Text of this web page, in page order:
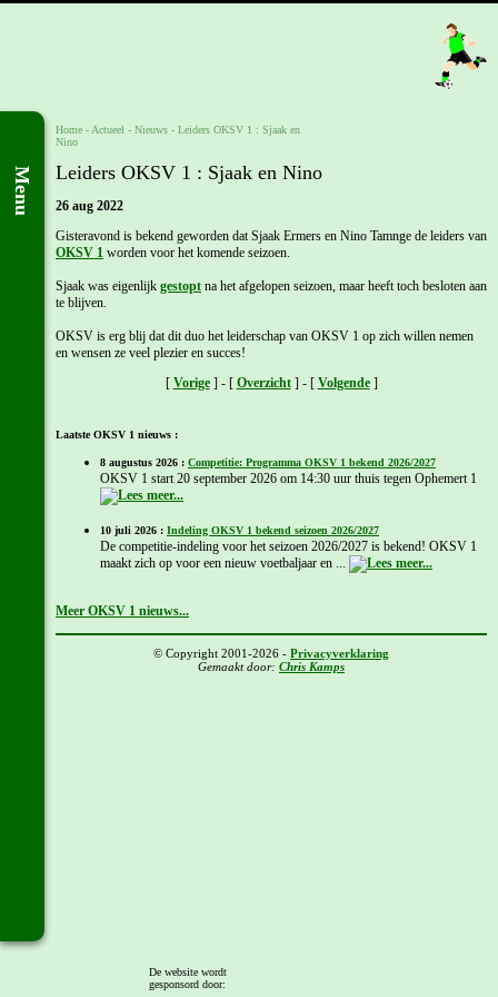
Menu
Home - Actueel - Nieuws - Leiders OKSV 1 : Sjaak en
Nino
Leiders OKSV 1 : Sjaak en Nino
26 aug 2022
Gisteravond is bekend geworden dat Sjaak Ermers en Nino Tamnge de leiders van
OKSV 1 worden voor het komende seizoen.
Sjaak was eigenlijk gestopt na het afgelopen seizoen, maar heeft toch besloten aan
te blijven.
OKSV is erg blij dat dit duo het leiderschap van OKSV 1 op zich willen nemen
en wensen ze veel plezier en succes!
[ Vorige] - [ Overzicht] - [ Volgende]
Laatste OKSV 1 nieuws :
8 augustus 2026 : Competitie: Programma OKSV 1 bekend 2026/2027
OKSV 1 start 20 september 2026 om 14:30 uur thuis tegen Ophemert 1
10 juli 2026 : Indeling OKSV 1 bekend seizoen 2026/2027
De competitie-indeling voor het seizoen 2026/2027 is bekend! OKSV 1
maakt zich op voor een nieuw voetbaljaar en ...
Meer OKSV 1 nieuws...
© Copyright 2001-2026 - Privacyverklaring
Gemaakt door: Chris Kamps
De website wordt
gesponsord door: